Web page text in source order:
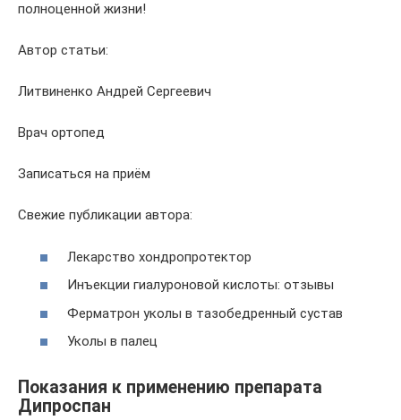
полноценной жизни!
Автор статьи:
Литвиненко Андрей Сергеевич
Врач ортопед
Записаться на приём
Свежие публикации автора:
Лекарство хондропротектор
Инъекции гиалуроновой кислоты: отзывы
Ферматрон уколы в тазобедренный сустав
Уколы в палец
Показания к применению препарата
Дипроспан